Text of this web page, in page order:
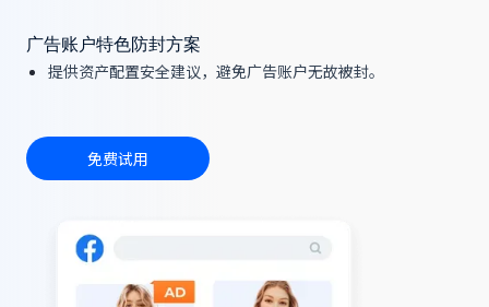
广告账户特色防封方案
提供资产配置安全建议，避免广告账户无故被封。
免费试用